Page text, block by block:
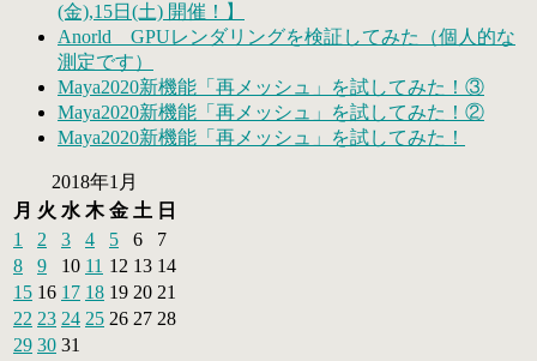
(金),15日(土) 開催！】
Anorld GPUレンダリングを検証してみた（個人的な
測定です）
Maya2020新機能「再メッシュ」を試してみた！③
Maya2020新機能「再メッシュ」を試してみた！②
Maya2020新機能「再メッシュ」を試してみた！
2018年1月
月 火 水 木 金 土 日
1 2 3 4 5 6
7
8
9 10 11 12 13 14
15 16 17 18 19 20 21
22 23 24 25 26 27 28
29 30 31